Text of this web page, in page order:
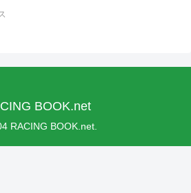
BOOK.net
RACING BOOK.net.